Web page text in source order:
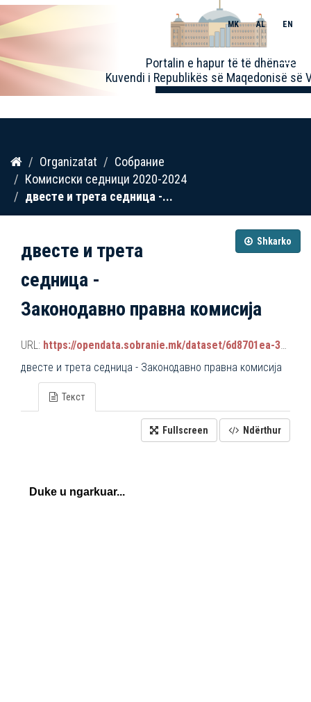
Kalo
përmbajtja
Portalin e hapur të të dhënave
Kuvendi i Republikës së Maqedonisë së
MK AL EN
Toggle
Organizatat
Собрание
Комисиски седници 2020-2024
двестe и трета седница -...
Shkarko
двестe и трета
седница -
Законодавно правна комисија
URL: https://opendata.sobranie.mk/dataset/6d8701ea-3a42-465d-8f88-639bc6dc1a8e/resource/164eb9b2-ac9a-443d-b96c-33e44915e364/download/komisiski_sednici.json
двестe и трета седница - Законодавно правна комисија
Текст
Fullscreen Ndërthur